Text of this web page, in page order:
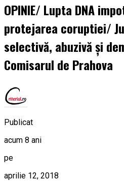
OPINIE/ Lupta DNA
protejarea coruptiei/
selectivă, abuzivă şi
Comisarul de Prahova
Publicat
acum 8 ani
pe
aprilie 12, 2018